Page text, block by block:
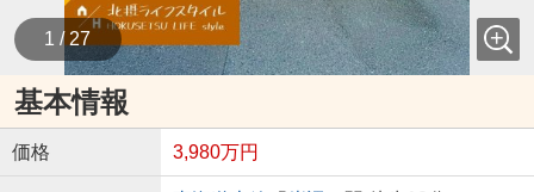
1 / 27
基本情報
価格 3,980万円